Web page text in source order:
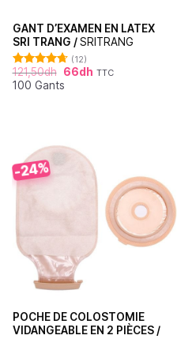
GANT D’EXAMEN EN LATEX
SRI TRANG /SRITRANG
Note4.67
sur 5
(12)
121,50dh 66dh TTC
100 Gants
-24%
POCHE DE COLOSTOMIE
VIDANGEABLE EN 2 PIÈCES /